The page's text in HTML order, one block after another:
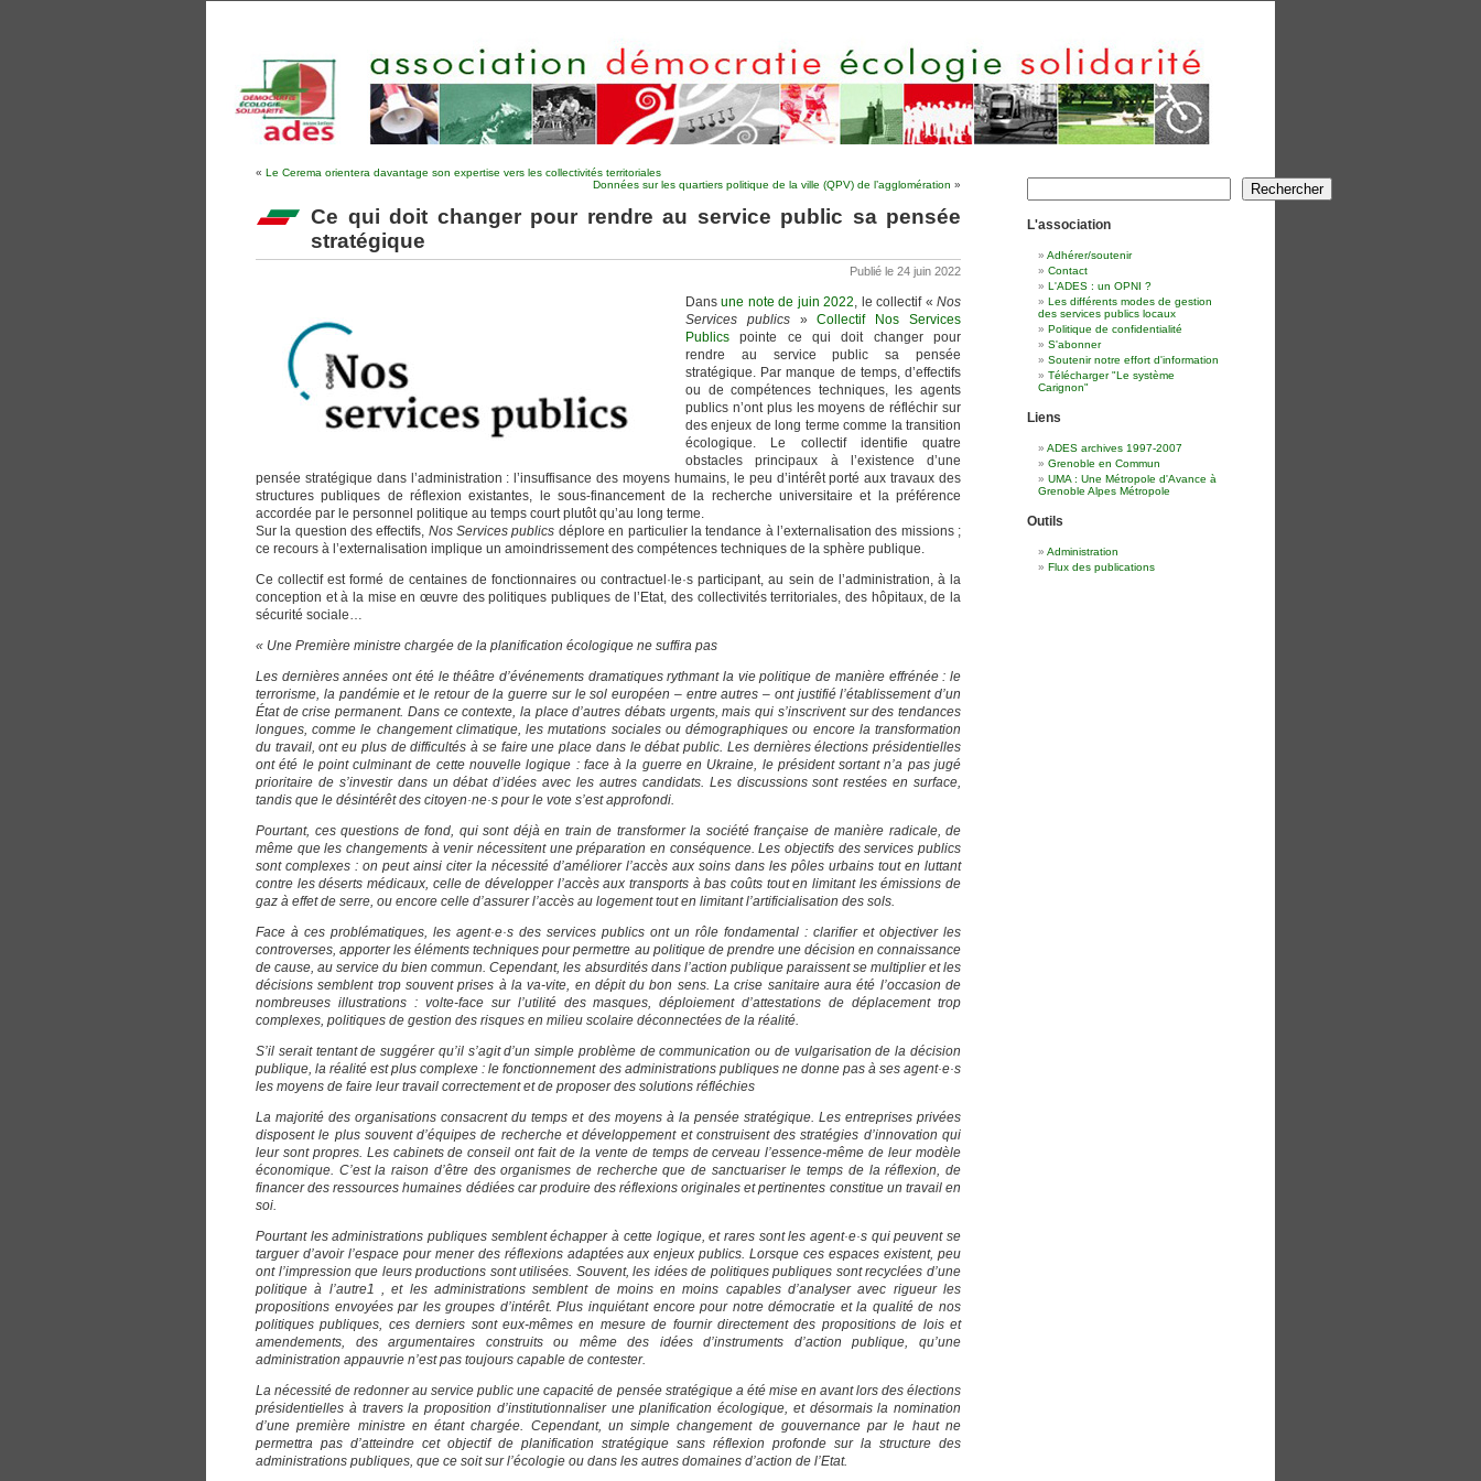
« Le Cerema orientera davantage son expertise vers les collectivités territoriales
Données sur les quartiers politique de la ville (QPV) de l’agglomération »
Ce qui doit changer pour rendre au service public sa pensée
stratégique
Publié le 24 juin 2022
Dans une note de juin 2022, le collectif «Nos
Services publics»Collectif Nos Services
Publics pointe ce qui doit changer pour
rendre au service public sa pensée
stratégique. Par manque de temps, d’effectifs
ou de compétences techniques, les agents
publics n’ont plus les moyens de réfléchir sur
des enjeux de long terme comme la transition
écologique. Le collectif identifie quatre
obstacles principaux à l’existence d’une
pensée stratégique dans l’administration : l’insuffisance des moyens humains, le peu d’intérêt porté aux travaux des
structures publiques de réflexion existantes, le sous-financement de la recherche universitaire et la préférence
accordée par le personnel politique au temps court plutôt qu’au long terme.
Sur la question des effectifs, Nos Services publics déplore en particulier la tendance à l’externalisation des missions ;
ce recours à l’externalisation implique un amoindrissement des compétences techniques de la sphère publique.
Ce collectif est formé de centaines de fonctionnaires ou contractuel·le·s participant, au sein de l’administration, à la
conception et à la mise en œuvre des politiques publiques de l’Etat, des collectivités territoriales, des hôpitaux, de la
sécurité sociale…
« Une Première ministre chargée de la planification écologique ne suffira pas
Les dernières années ont été le théâtre d’événements dramatiques rythmant la vie politique de manière effrénée : le
terrorisme, la pandémie et le retour de la guerre sur le sol européen – entre autres – ont justifié l’établissement d’un
État de crise permanent. Dans ce contexte, la place d’autres débats urgents, mais qui s’inscrivent sur des tendances
longues, comme le changement climatique, les mutations sociales ou démographiques ou encore la transformation
du travail, ont eu plus de difficultés à se faire une place dans le débat public. Les dernières élections présidentielles
ont été le point culminant de cette nouvelle logique : face à la guerre en Ukraine, le président sortant n’a pas jugé
prioritaire de s’investir dans un débat d’idées avec les autres candidats. Les discussions sont restées en surface,
tandis que le désintérêt des citoyen·ne·s pour le vote s’est approfondi.
Pourtant, ces questions de fond, qui sont déjà en train de transformer la société française de manière radicale, de
même que les changements à venir nécessitent une préparation en conséquence. Les objectifs des services publics
sont complexes : on peut ainsi citer la nécessité d’améliorer l’accès aux soins dans les pôles urbains tout en luttant
contre les déserts médicaux, celle de développer l’accès aux transports à bas coûts tout en limitant les émissions de
gaz à effet de serre, ou encore celle d’assurer l’accès au logement tout en limitant l’artificialisation des sols.
Face à ces problématiques, les agent·e·s des services publics ont un rôle fondamental : clarifier et objectiver les
controverses, apporter les éléments techniques pour permettre au politique de prendre une décision en connaissance
de cause, au service du bien commun. Cependant, les absurdités dans l’action publique paraissent se multiplier et les
décisions semblent trop souvent prises à la va-vite, en dépit du bon sens. La crise sanitaire aura été l’occasion de
nombreuses illustrations : volte-face sur l’utilité des masques, déploiement d’attestations de déplacement trop
complexes, politiques de gestion des risques en milieu scolaire déconnectées de la réalité.
S’il serait tentant de suggérer qu’il s’agit d’un simple problème de communication ou de vulgarisation de la décision
publique, la réalité est plus complexe : le fonctionnement des administrations publiques ne donne pas à ses agent·e·s
les moyens de faire leur travail correctement et de proposer des solutions réfléchies
La majorité des organisations consacrent du temps et des moyens à la pensée stratégique. Les entreprises privées
disposent le plus souvent d’équipes de recherche et développement et construisent des stratégies d’innovation qui
leur sont propres. Les cabinets de conseil ont fait de la vente de temps de cerveau l’essence-même de leur modèle
économique. C’est la raison d’être des organismes de recherche que de sanctuariser le temps de la réflexion, de
financer des ressources humaines dédiées car produire des réflexions originales et pertinentes constitue un travail en
soi.
Pourtant les administrations publiques semblent échapper à cette logique, et rares sont les agent·e·s qui peuvent se
targuer d’avoir l’espace pour mener des réflexions adaptées aux enjeux publics. Lorsque ces espaces existent, peu
ont l’impression que leurs productions sont utilisées. Souvent, les idées de politiques publiques sont recyclées d’une
politique à l’autre1 , et les administrations semblent de moins en moins capables d’analyser avec rigueur les
propositions envoyées par les groupes d’intérêt. Plus inquiétant encore pour notre démocratie et la qualité de nos
politiques publiques, ces derniers sont eux-mêmes en mesure de fournir directement des propositions de lois et
amendements, des argumentaires construits ou même des idées d’instruments d’action publique, qu’une
administration appauvrie n’est pas toujours capable de contester.
La nécessité de redonner au service public une capacité de pensée stratégique a été mise en avant lors des élections
présidentielles à travers la proposition d’institutionnaliser une planification écologique, et désormais la nomination
d’une première ministre en étant chargée. Cependant, un simple changement de gouvernance par le haut ne
permettra pas d’atteindre cet objectif de planification stratégique sans réflexion profonde sur la structure des
administrations publiques, que ce soit sur l’écologie ou dans les autres domaines d’action de l’Etat.
Rechercher Rechercher
L'association
Adhérer/soutenir
Contact
L'ADES : un OPNI ?
Les différents modes de gestion
des services publics locaux
Politique de confidentialité
S'abonner
Soutenir notre effort d'information
Télécharger "Le système
Carignon"
Liens
ADES archives 1997-2007
Grenoble en Commun
UMA : Une Métropole d'Avance à
Grenoble Alpes Métropole
Outils
Administration
Flux des publications